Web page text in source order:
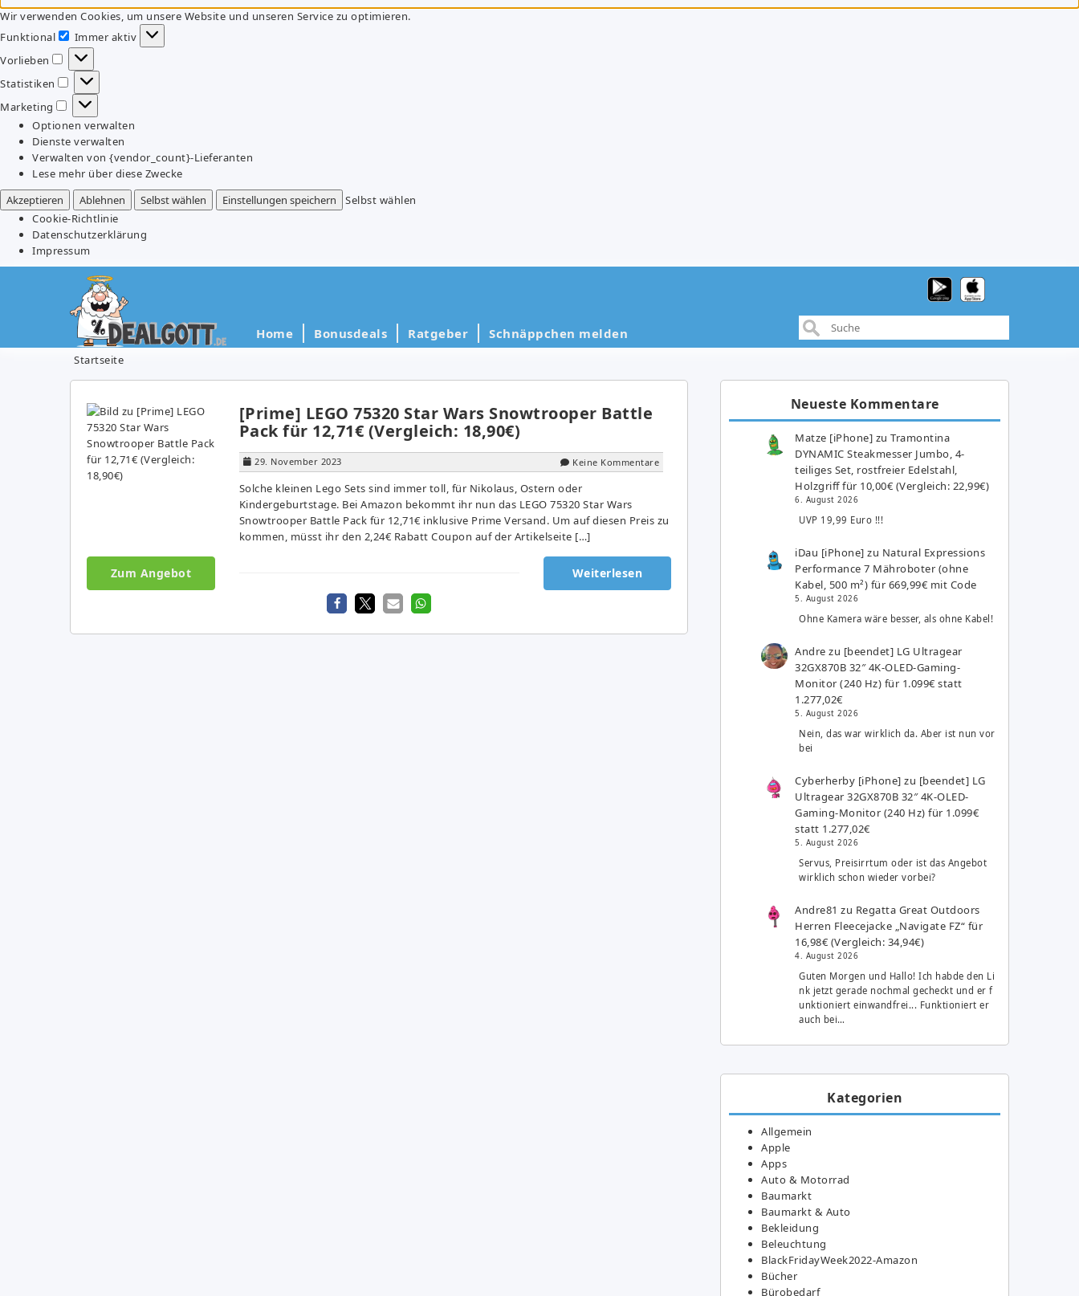
Wir verwenden Cookies, um unsere Website und unseren Service zu optimieren.
Funktional
Funktional
Immer aktiv
Vorlieben
Vorlieben
Statistiken
Statistiken
Marketing
Marketing
Optionen verwalten
Dienste verwalten
Verwalten von {vendor_count}-Lieferanten
Lese mehr über diese Zwecke
Akzeptieren
Ablehnen Selbst wählen Einstellungen speichern
Selbst wählen
Cookie-Richtlinie
Datenschutzerklärung
Impressum
Home Bonusdeals Ratgeber Schnäppchen melden
Startseite
[Prime] LEGO 75320 Star Wars Snowtrooper Battle
Pack für 12,71€ (Vergleich: 18,90€)
29. November 2023 Keine Kommentare
Solche kleinen Lego Sets sind immer toll, für Nikolaus, Ostern oder
Kindergeburtstage. Bei Amazon bekommt ihr nun das LEGO 75320 Star Wars
Snowtrooper Battle Pack für 12,71€ inklusive Prime Versand. Um auf diesen Preis zu
kommen, müsst ihr den 2,24€ Rabatt Coupon auf der Artikelseite […]
Zum Angebot Weiterlesen
Neueste Kommentare
Matze [iPhone] zuTramontina
DYNAMIC Steakmesser Jumbo, 4-
teiliges Set, rostfreier Edelstahl,
Holzgriff für 10,00€ (Vergleich: 22,99€)
6. August 2026
UVP 19,99 Euro !!!
iDau [iPhone] zu Natural Expressions
Performance 7 Mähroboter (ohne
Kabel, 500 m²) für 669,99€ mit Code
5. August 2026
Ohne Kamera wäre besser, als ohne Kabel!
Andre zu [beendet] LG Ultragear
32GX870B 32″ 4K-OLED-Gaming-
Monitor (240 Hz) für 1.099€ statt
1.277,02€
5. August 2026
Nein, das war wirklich da. Aber ist nun vor
bei
Cyberherby [iPhone] zu [beendet] LG
Ultragear 32GX870B 32″ 4K-OLED-
Gaming-Monitor (240 Hz) für 1.099€
statt 1.277,02€
5. August 2026
Servus, Preisirrtum oder ist das Angebot
wirklich schon wieder vorbei?
Andre81 zu Regatta Great Outdoors
Herren Fleecejacke „Navigate FZ“ für
16,98€ (Vergleich: 34,94€)
4. August 2026
Guten Morgen und Hallo! Ich habde den Li
nk jetzt gerade nochmal gecheckt und er f
unktioniert einwandfrei... Funktioniert er
auch bei…
Kategorien
Allgemein
Apple
Apps
Auto & Motorrad
Baumarkt
Baumarkt & Auto
Bekleidung
Beleuchtung
BlackFridayWeek2022-Amazon
Bücher
Bürobedarf